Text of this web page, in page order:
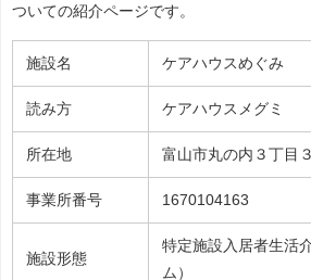
ついての紹介ページです。
施設名 ケアハウスめぐみ
読み方 ケアハウスメグミ
所在地 富山市丸の内３丁目
事業所番号 1670104163
施設形態
特定施設入居者生活
ム）